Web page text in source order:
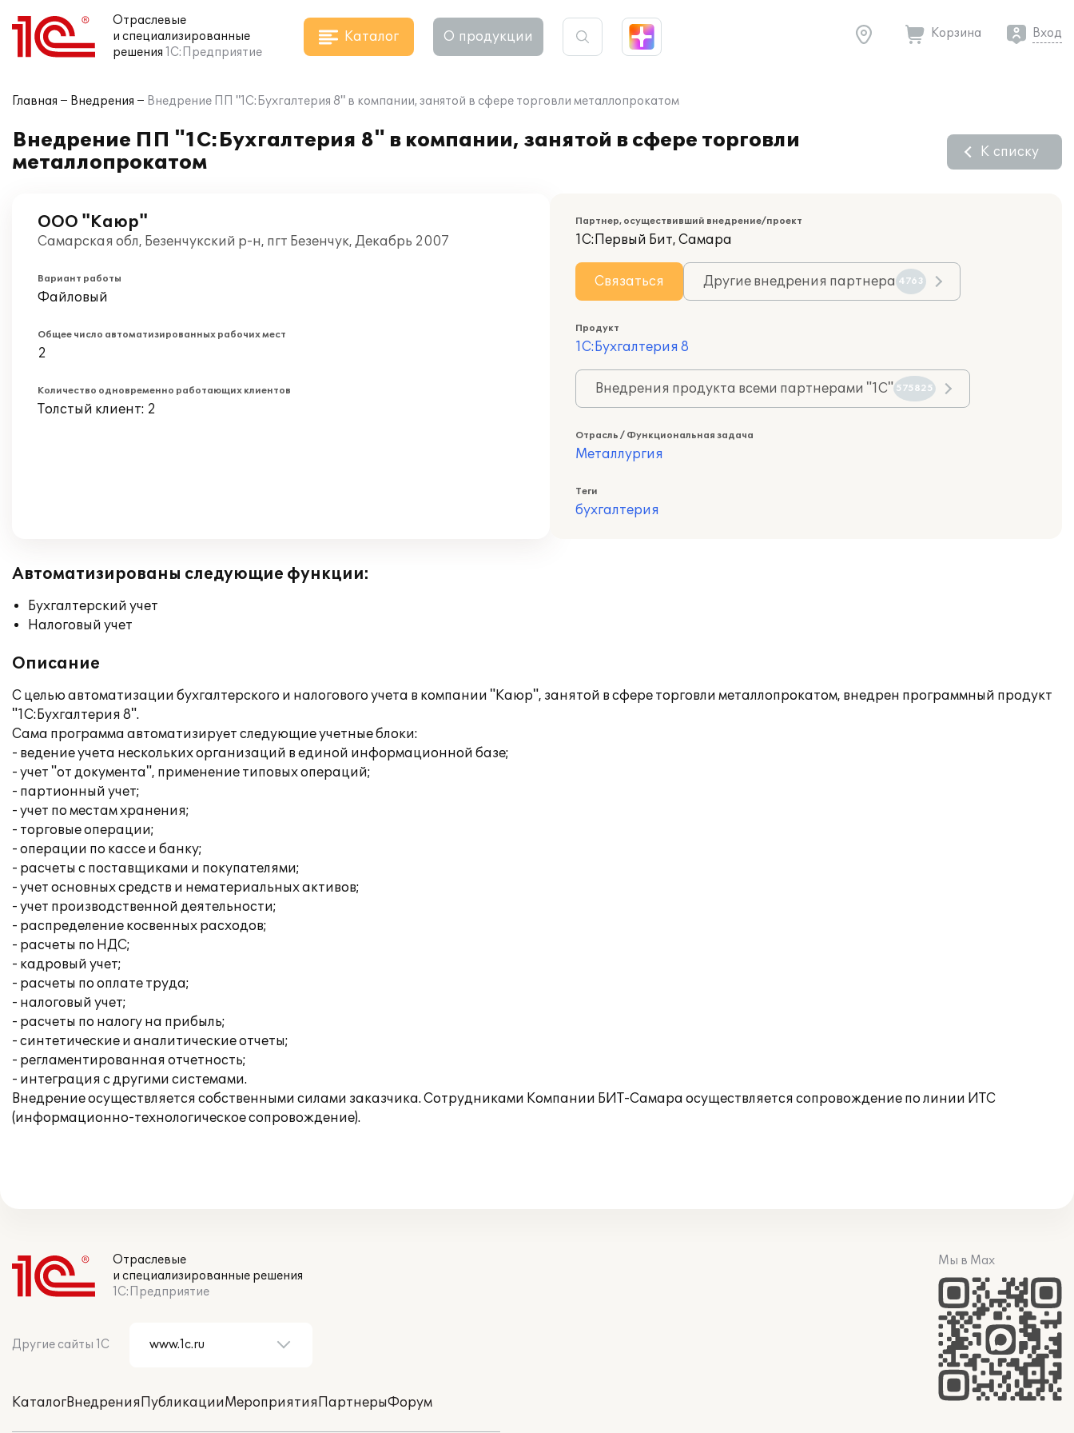
Отраслевые
и специализированные
решения 1С:Предприятие
Каталог О продукции Корзина Вход
Главная Внедрения Внедрение ПП "1С:Бухгалтерия 8" в компании, занятой в сфере торговли металлопрокатом
Внедрение ПП "1С:Бухгалтерия 8" в компании, занятой в сфере торговли
металлопрокатом
К списку
ООО "Каюр"
Самарская обл, Безенчукский р-н, пгт Безенчук, Декабрь 2007
Вариант работы
Файловый
Общее число автоматизированных рабочих мест
2
Количество одновременно работающих клиентов
Толстый клиент: 2
Партнер, осуществивший внедрение/проект
1С:Первый Бит, Самара
Связаться Другие внедрения партнера 4763
Продукт
1С:Бухгалтерия 8
Внедрения продукта всеми партнерами "1С" 575825
Отрасль / Функциональная задача
Металлургия
Теги
бухгалтерия
Автоматизированы следующие функции:
Бухгалтерский учет
Налоговый учет
Описание
С целью автоматизации бухгалтерского и налогового учета в компании "Каюр", занятой в сфере торговли металлопрокатом, внедрен программный продукт
"1С:Бухгалтерия 8".
Сама программа автоматизирует следующие учетные блоки:
- ведение учета нескольких организаций в единой информационной базе;
- учет "от документа", применение типовых операций;
- партионный учет;
- учет по местам хранения;
- торговые операции;
- операции по кассе и банку;
- расчеты с поставщиками и покупателями;
- учет основных средств и нематериальных активов;
- учет производственной деятельности;
- распределение косвенных расходов;
- расчеты по НДС;
- кадровый учет;
- расчеты по оплате труда;
- налоговый учет;
- расчеты по налогу на прибыль;
- синтетические и аналитические отчеты;
- регламентированная отчетность;
- интеграция с другими системами.
Внедрение осуществляется собственными силами заказчика. Сотрудниками Компании БИТ-Самара осуществляется сопровождение по линии ИТС
(информационно-технологическое сопровождение).
Отраслевые
и специализированные решения
1С:Предприятие
Другие сайты 1С
КаталогВнедренияПубликацииМероприятияПартнерыФорум
Мы в Max